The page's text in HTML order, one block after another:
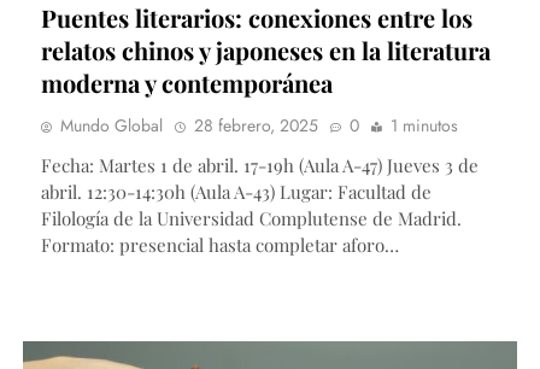
Puentes literarios: conexiones entre los
relatos chinos y japoneses en la literatura
moderna y contemporánea
Mundo Global 28 febrero, 2025 0
1 minutos
Fecha: Martes 1 de abril. 17-19h (Aula A-47) Jueves 3 de
abril. 12:30-14:30h (Aula A-43) Lugar: Facultad de
Filología de la Universidad Complutense de Madrid.
Formato: presencial hasta completar aforo…